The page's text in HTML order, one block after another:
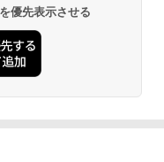
とんこつ味 35g×15個
ト アウトドアにも ロ
大人買い おやつカン
善] スチームオーブン
らし 二人暮らし フラ
ーム調理 自動メニュ
優先表示させる